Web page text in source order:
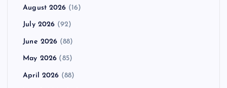
August 2026 (16)
July 2026 (92)
June 2026 (88)
May 2026 (85)
April 2026 (88)